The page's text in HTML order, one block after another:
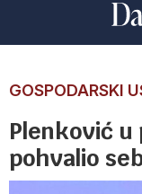
GOSPODARSKI
Plenković
pohvalio